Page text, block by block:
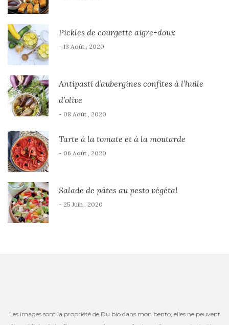
Pickles de courgette aigre-doux
- 13 Août , 2020
Antipasti d’aubergines confites à l’huile
d’olive
- 08 Août , 2020
Tarte à la tomate et à la moutarde
- 06 Août , 2020
Salade de pâtes au pesto végétal
- 25 Juin , 2020
Les images sont la propriété de Du bio dans mon bento, elles ne peuvent